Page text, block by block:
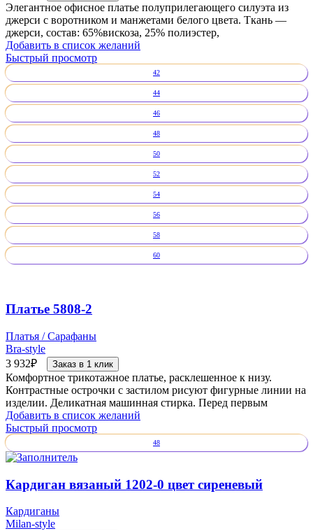
Элегантное офисное платье полуприлегающего силуэта из
джерси с воротником и манжетами белого цвета. Ткань —
джерси, состав: 65%вискоза, 25% полиэстер,
Добавить в список желаний
Быстрый просмотр
42
44
46
48
50
52
54
56
58
60
Платье 5808-2
Платья / Сарафаны
Bra-style
3 932₽ Заказ в 1 клик
Комфортное трикотажное платье, расклешенное к низу.
Контрастные острочки с застилом рисуют фигурные линии на
изделии. Деликатная машинная стирка. Перед первым
Добавить в список желаний
Быстрый просмотр
48
Кардиган вязаный 1202-0 цвет сиреневый
Кардиганы
Milan-style